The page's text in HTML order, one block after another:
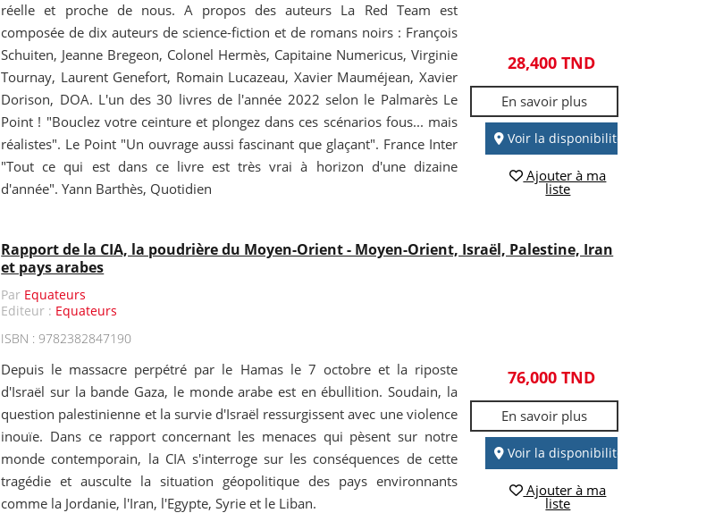
réelle et proche de nous. A propos des auteurs La Red Team est
composée de dix auteurs de science-fiction et de romans noirs : François
Schuiten, Jeanne Bregeon, Colonel Hermès, Capitaine Numericus, Virginie
Tournay, Laurent Genefort, Romain Lucazeau, Xavier Mauméjean, Xavier
Dorison, DOA. L'un des 30 livres de l'année 2022 selon le Palmarès Le
Point ! "Bouclez votre ceinture et plongez dans ces scénarios fous... mais
réalistes". Le Point "Un ouvrage aussi fascinant que glaçant". France Inter
"Tout ce qui est dans ce livre est très vrai à horizon d'une dizaine
d'année". Yann Barthès, Quotidien
28,400 TND
En savoir plus
Voir la disponibilité
Ajouter à ma
liste
Rapport de la CIA, la poudrière du Moyen-Orient - Moyen-Orient, Israël, Palestine, Iran
et pays arabes
Par Equateurs
Editeur : Equateurs
ISBN : 9782382847190
Depuis le massacre perpétré par le Hamas le 7 octobre et la riposte
d'Israël sur la bande Gaza, le monde arabe est en ébullition. Soudain, la
question palestinienne et la survie d'Israël ressurgissent avec une violence
inouïe. Dans ce rapport concernant les menaces qui pèsent sur notre
monde contemporain, la CIA s'interroge sur les conséquences de cette
tragédie et ausculte la situation géopolitique des pays environnants
comme la Jordanie, l'Iran, l'Egypte, Syrie et le Liban.
76,000 TND
En savoir plus
Voir la disponibilité
Ajouter à ma
liste